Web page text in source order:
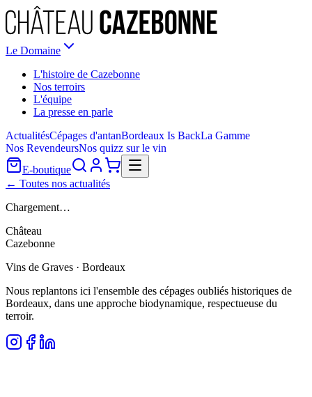
Le Domaine
L'histoire de Cazebonne
Nos terroirs
L'équipe
La presse en parle
ActualitésCépages d'antanBordeaux Is BackLa Gamme
Nos RevendeursNos quizz sur le vin
E-boutique
← Toutes nos actualités
Chargement…
Château
Cazebonne
Vins de Graves · Bordeaux
Nous replantons ici l'ensemble des cépages oubliés historiques de
Bordeaux, dans une approche biodynamique, respectueuse du
terroir.